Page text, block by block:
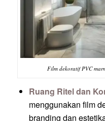
Film dekoratif PVC
Ruang Ritel dan
menggunakan film
branding dan